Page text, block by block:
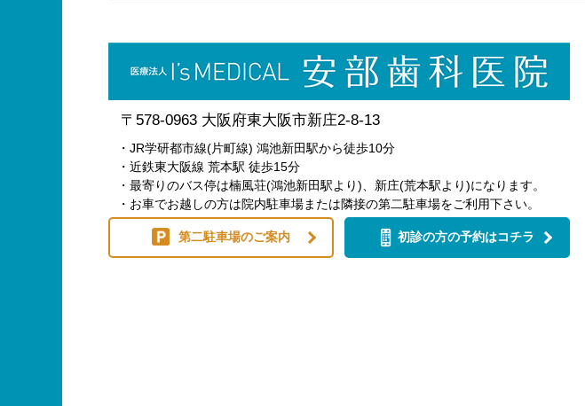
〒578-0963 大阪府東大阪市新庄2-8-13
・JR学研都市線(片町線) 鴻池新田駅から徒歩10分
・近鉄東大阪線 荒本駅 徒歩15分
・最寄りのバス停は楠風荘(鴻池新田駅より)、新庄(荒本駅より)になります。
・お車でお越しの方は院内駐車場または隣接の第二駐車場をご利用下さい。
第二駐車場のご案内 初診の方の予約はコチラ